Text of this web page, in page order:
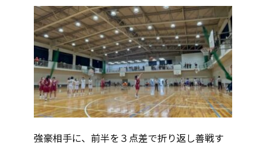
強豪相手に、前半を３点差で折り返し善戦す